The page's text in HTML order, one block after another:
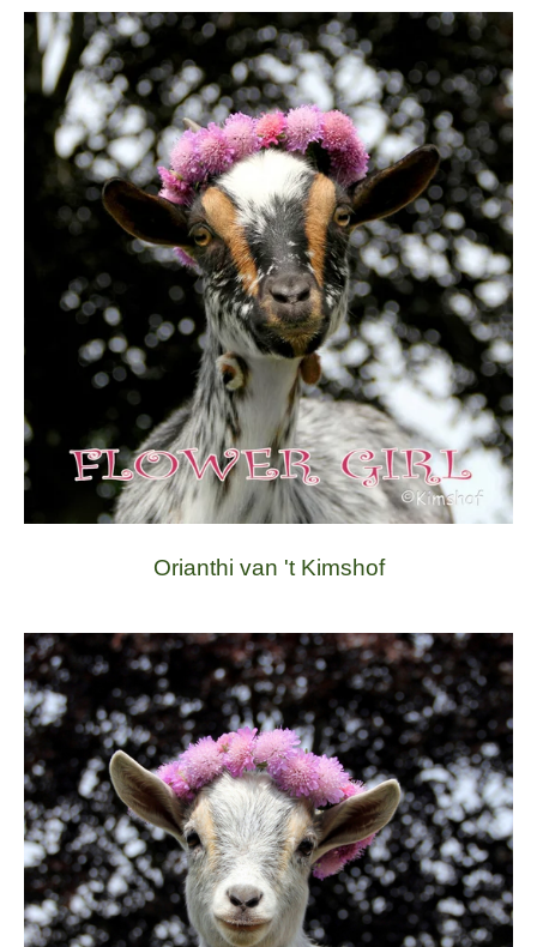
Orianthi van 't Kimshof